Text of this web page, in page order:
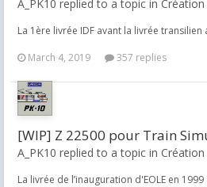
A_PK10 replied to a topic in
La 1ère livrée IDF avant la livrée transilien
March 4, 2019
357 replies
[WIP] Z 22500 pour Train
A_PK10 replied to a topic in
La livrée de l’inauguration d'EOLE en 1999